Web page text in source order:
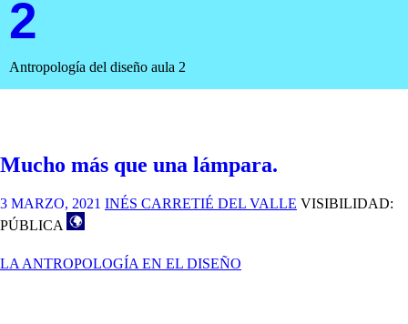
2
Antropología del diseño aula 2
Mucho más que una lámpara.
3 MARZO, 2021 INÉS CARRETIÉ DEL VALLE VISIBILIDAD:
PÚBLICA
LA ANTROPOLOGÍA EN EL DISEÑO